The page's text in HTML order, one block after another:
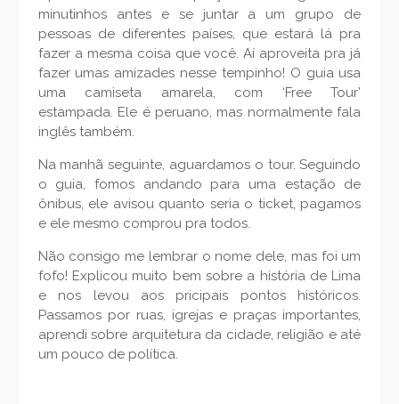
minutinhos antes e se juntar a um grupo de
pessoas de diferentes países, que estará lá pra
fazer a mesma coisa que você. Aí aproveita pra já
fazer umas amizades nesse tempinho! O guia usa
uma camiseta amarela, com ‘Free Tour’
estampada. Ele é peruano, mas normalmente fala
inglês também.
Na manhã seguinte, aguardamos o tour. Seguindo
o guia, fomos andando para uma estação de
ônibus, ele avisou quanto seria o ticket, pagamos
e ele mesmo comprou pra todos.
Não consigo me lembrar o nome dele, mas foi um
fofo! Explicou muito bem sobre a história de Lima
e nos levou aos pricipais pontos históricos.
Passamos por ruas, igrejas e praças importantes,
aprendi sobre arquitetura da cidade, religião e até
um pouco de política.